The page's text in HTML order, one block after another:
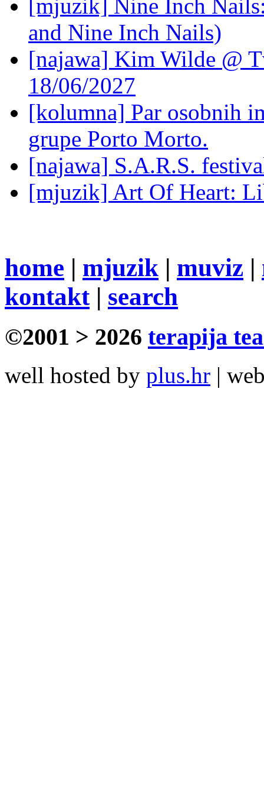
[mjuzik] Nine Inch
and Nine Inch Nails)
[najawa] Kim Wilde @
18/06/2027
[kolumna] Par osobnih
grupe Porto Morto.
[najawa] S.A.R.S.
[mjuzik] Art Of Heart:
home | mjuzik | muviz |
kontakt| search
©2001 > 2026 terapija
well hosted by plus.hr |